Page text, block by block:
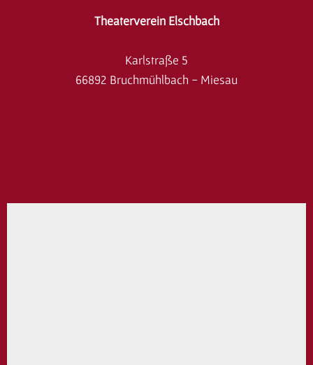
Theaterverein Elschbach
Karlstraße 5
66892 Bruchmühlbach - Miesau